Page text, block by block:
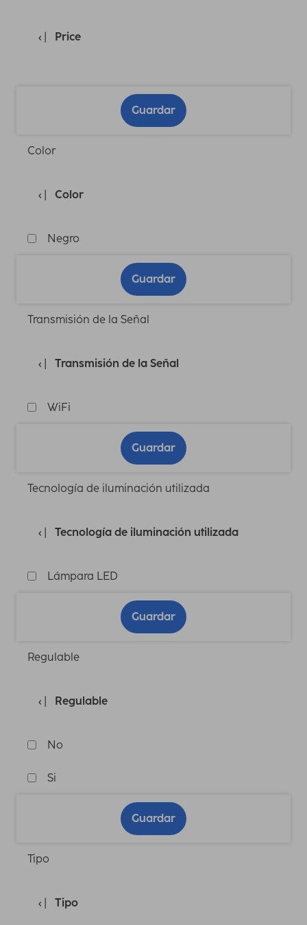
Price
Guardar
Color
Color
Negro
Guardar
Transmisión de la Señal
Transmisión de la Señal
WiFi
Guardar
Tecnología de iluminación utilizada
Tecnología de iluminación utilizada
Lámpara LED
Guardar
Regulable
Regulable
No
Si
Guardar
Tipo
Tipo